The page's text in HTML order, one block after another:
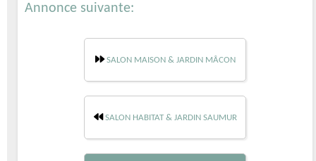
Annonce suivante:
SALON MAISON & JARDIN MÂCON
SALON HABITAT & JARDIN SAUMUR